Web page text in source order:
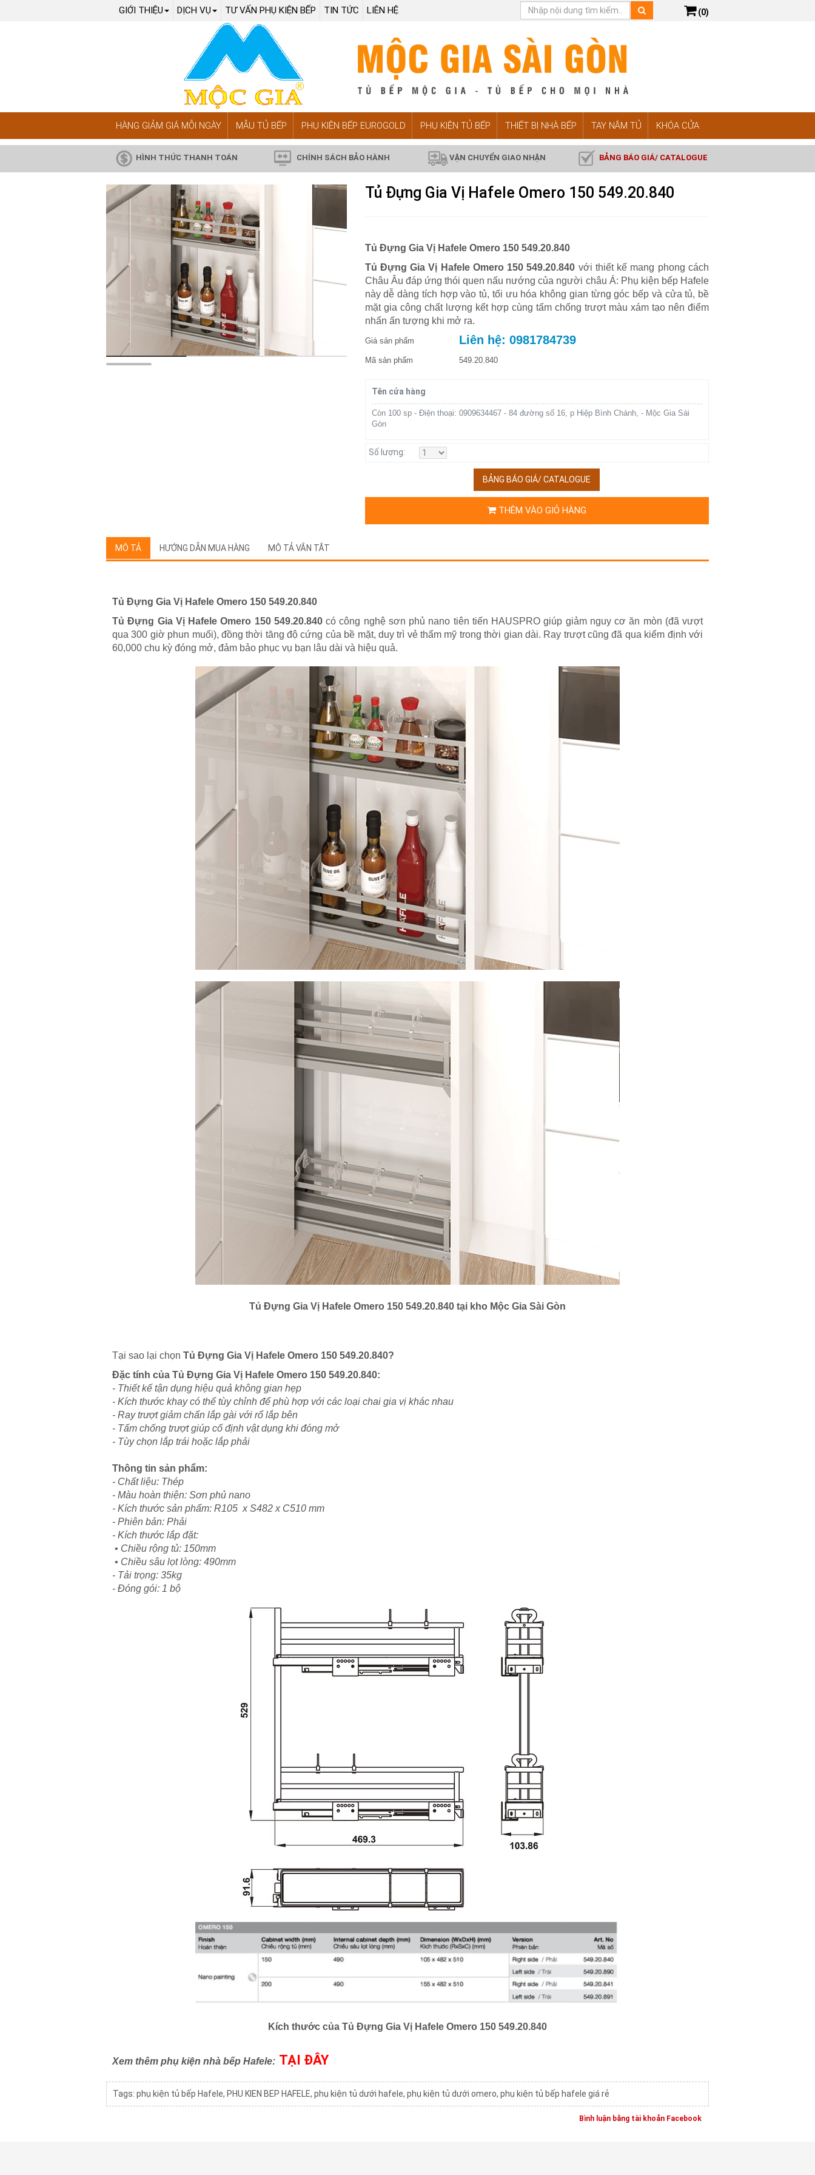
GIỚI THIỆU DỊCH VỤ TƯ VẤN PHỤ KIỆN BẾP TIN TỨC LIÊN HỆ (0)
HÀNG GIẢM GIÁ MỖI NGÀY MẪU TỦ BẾP PHỤ KIỆN BẾP EUROGOLD PHỤ KIỆN TỦ BẾP THIẾT BỊ NHÀ BẾP TAY NẮM TỦ KHÓA CỬA
HÌNH THỨC THANH TOÁN CHÍNH SÁCH BẢO HÀNH VẬN CHUYỂN GIAO NHẬN BẢNG BÁO GIÁ/ CATALOGUE
Tủ Đựng Gia Vị Hafele Omero 150 549.20.840
Tủ Đựng Gia Vị Hafele Omero 150 549.20.840
Tủ Đựng Gia Vị Hafele Omero 150 549.20.840 với thiết kế mang phong cách
Châu Âu đáp ứng thói quen nấu nướng của người châu Á: Phụ kiện bếp Hafele
này dễ dàng tích hợp vào tủ, tối ưu hóa không gian từng góc bếp và cửa tủ, bề
mặt gia công chất lượng kết hợp cùng tấm chống trượt màu xám tạo nên điểm
nhấn ấn tượng khi mở ra.
Giá sản phẩm Liên hệ: 0981784739
Mã sản phẩm 549.20.840
Tên cửa hàng
Còn 100 sp - Điện thoại: 0909634467 - 84 đường số 16, p Hiệp Bình Chánh, - Mộc Gia Sài
Gòn
Số lượng:
BẢNG BÁO GIÁ/ CATALOGUE
THÊM VÀO GIỎ HÀNG
MÔ TẢ HƯỚNG DẪN MUA HÀNG MÔ TẢ VẮN TẮT
Tủ Đựng Gia Vị Hafele Omero 150 549.20.840
Tủ Đựng Gia Vị Hafele Omero 150 549.20.840 có công nghệ sơn phủ nano tiên tiến HAUSPRO giúp giảm nguy cơ ăn mòn (đã vượt
qua 300 giờ phun muối), đồng thời tăng độ cứng của bề mặt, duy trì vẻ thẩm mỹ trong thời gian dài. Ray trượt cũng đã qua kiểm định với
60,000 chu kỳ đóng mở, đảm bảo phục vụ bạn lâu dài và hiệu quả.
Tủ Đựng Gia Vị Hafele Omero 150 549.20.840 tại kho Mộc Gia Sài Gòn
Tại sao lại chọn Tủ Đựng Gia Vị Hafele Omero 150 549.20.840?
Đặc tính của Tủ Đựng Gia Vị Hafele Omero 150 549.20.840:
- Thiết kế tận dụng hiệu quả không gian hẹp
- Kích thước khay có thể tùy chỉnh để phù hợp với các loại chai gia vị khác nhau
- Ray trượt giảm chấn lắp gài với rổ lắp bên
- Tấm chống trượt giúp cố định vật dụng khi đóng mở
- Tùy chọn lắp trái hoặc lắp phải
Thông tin sản phẩm:
- Chất liệu: Thép
- Màu hoàn thiện: Sơn phủ nano
- Kích thước sản phẩm: R105 x S482 x C510 mm
- Phiên bản: Phải
- Kích thước lắp đặt:
• Chiều rộng tủ: 150mm
• Chiều sâu lọt lòng: 490mm
- Tải trọng: 35kg
- Đóng gói: 1 bộ
Kích thước của Tủ Đựng Gia Vị Hafele Omero 150 549.20.840
Xem thêm phụ kiện nhà bếp Hafele: TẠI ĐÂY
Tags: phụ kiện tủ bếp Hafele, PHU KIEN BEP HAFELE, phụ kiện tủ dưới hafele, phụ kiện tủ dưới omero, phụ kiện tủ bếp hafele giá rẻ
Bình luận bằng tài khoản Facebook